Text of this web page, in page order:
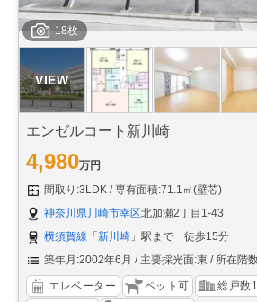
18枚
エンゼルコート新川崎
4,980万円
間取り:3LDK
専有面積:71.1㎡(壁芯)
神奈川県川崎市幸区北加瀬2丁目1-43
横須賀線 「 新川崎 」駅まで 徒歩15分
築年月:2002年6月
主要採光面:東 所在階
エレベーター ペット可
総戸数